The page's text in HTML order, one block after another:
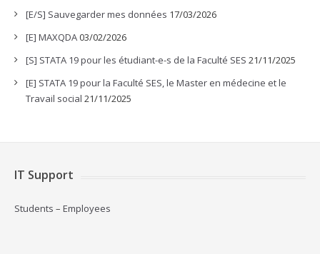
[E/S] Sauvegarder mes données 17/03/2026
[E] MAXQDA03/02/2026
[S] STATA 19 pour les étudiant-e-s de la Faculté SES 21/11/2025
[E] STATA 19 pour la Faculté SES, le Master en médecine et le
Travail social 21/11/2025
IT Support
Students – Employees